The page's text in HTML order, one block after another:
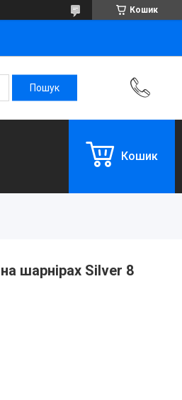
Кошик
Кошик
шарнірах Silver 8